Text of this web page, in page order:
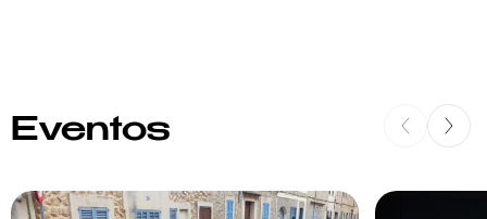
Eventos